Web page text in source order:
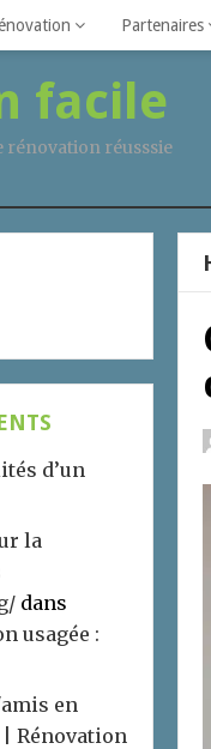
Partenaires
facile
rénovation réusssie
d’un
la
dans
usagée :
en
Rénovation